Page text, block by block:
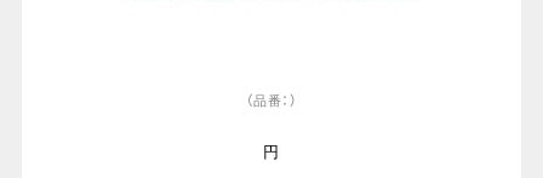
（品番：）
円